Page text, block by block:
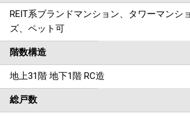
REIT系ブランドマンション、タワーマンシ
ズ、ペット可
階数構造
地上31階 地下1階 RC造
総戸数